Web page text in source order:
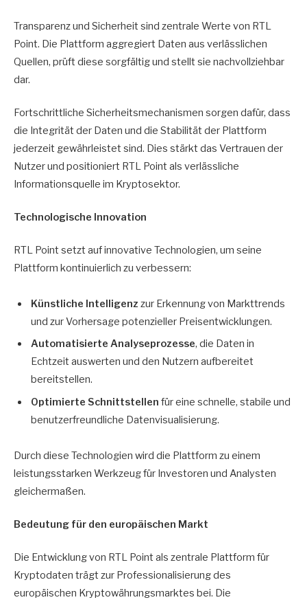
Transparenz und Sicherheit sind zentrale Werte von RTL
Point. Die Plattform aggregiert Daten aus verlässlichen
Quellen, prüft diese sorgfältig und stellt sie nachvollziehbar
dar.
Fortschrittliche Sicherheitsmechanismen sorgen dafür, dass
die Integrität der Daten und die Stabilität der Plattform
jederzeit gewährleistet sind. Dies stärkt das Vertrauen der
Nutzer und positioniert RTL Point als verlässliche
Informationsquelle im Kryptosektor.
Technologische Innovation
RTL Point setzt auf innovative Technologien, um seine
Plattform kontinuierlich zu verbessern:
Künstliche Intelligenz zur Erkennung von Markttrends
und zur Vorhersage potenzieller Preisentwicklungen.
Automatisierte Analyseprozesse, die Daten in
Echtzeit auswerten und den Nutzern aufbereitet
bereitstellen.
Optimierte Schnittstellen für eine schnelle, stabile und
benutzerfreundliche Datenvisualisierung.
Durch diese Technologien wird die Plattform zu einem
leistungsstarken Werkzeug für Investoren und Analysten
gleichermaßen.
Bedeutung für den europäischen Markt
Die Entwicklung von RTL Point als zentrale Plattform für
Kryptodaten trägt zur Professionalisierung des
europäischen Kryptowährungsmarktes bei. Die